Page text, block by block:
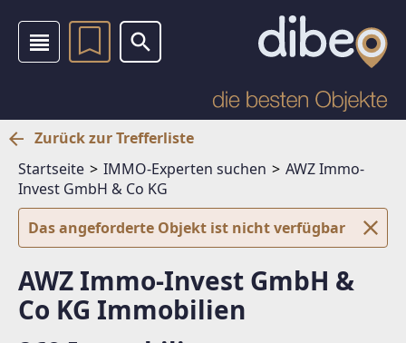
Zurück zur Trefferliste
Startseite
IMMO-Experten suchen
AWZ Immo-
Invest GmbH & Co KG
Das angeforderte Objekt ist nicht verfügbar
AWZ Immo-Invest GmbH &
Co KG Immobilien